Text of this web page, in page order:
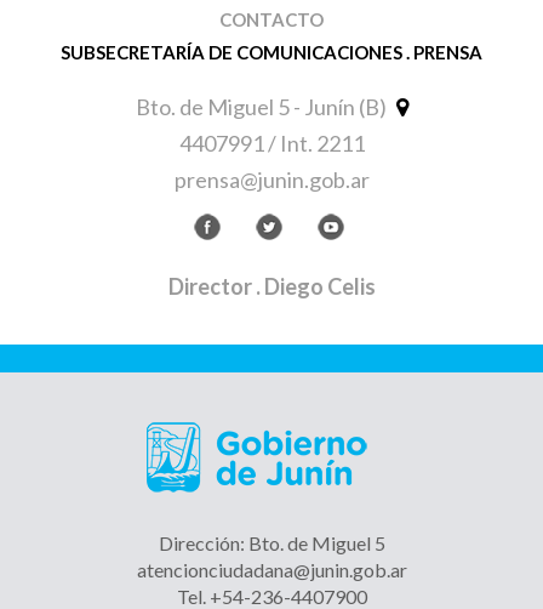
CONTACTO
SUBSECRETARÍA DE COMUNICACIONES . PRENSA
Bto. de Miguel 5 - Junín (B)
4407991 / Int. 2211
prensa@junin.gob.ar
Director. Diego Celis
Dirección: Bto. de Miguel 5
atencionciudadana@junin.gob.ar
Tel. +54-236-4407900